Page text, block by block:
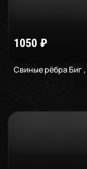
1050 ₽
Свиные рёбра Биг,